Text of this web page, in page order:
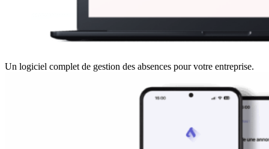
Un logiciel complet de gestion des absences pour votre entreprise.